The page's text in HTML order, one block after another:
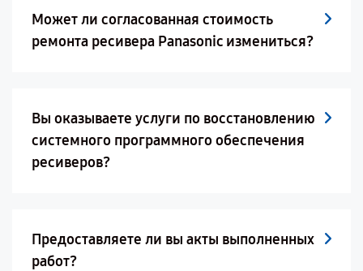
Может ли согласованная стоимость
ремонта ресивера Panasonic измениться?
Вы оказываете услуги по восстановлению
системного программного обеспечения
ресиверов?
Предоставляете ли вы акты выполненных
работ?